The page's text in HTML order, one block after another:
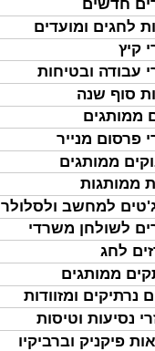
חדשים
לחגים ומועדים
קיץ
עבודה ובטיחות
סוף שנה
ממותגים
פרסום מנייר
ממותגים
ממותגות
למחשב ולסלולר
לשולחן משרדי
לחג
ממותגים
נרתיקים ומזוודות
נסיעות וטיסות
פיקניק וברביקיו